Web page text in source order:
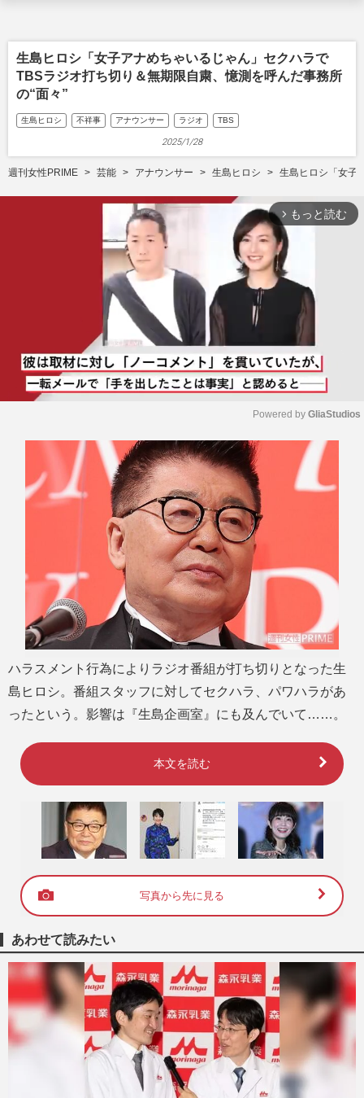
生島ヒロシ「女子アナめちゃいるじゃん」セクハラで
TBSラジオ打ち切り＆無期限自粛、憶測を呼んだ事務所
の“面々”
生島ヒロシ 不祥事 アナウンサー ラジオ TBS
2025/1/28
週刊女性PRIME 芸能 アナウンサー 生島ヒロシ 生島ヒロシ「女子
arrow_forward_ios もっと読む
M
u
e
Powered by GliaStudios
ハラスメント行為によりラジオ番組が打ち切りとなった生
島ヒロシ。番組スタッフに対してセクハラ、パワハラがあ
ったという。影響は『生島企画室』にも及んでいて……。
本文を読む
写真から先に見る
あわせて読みたい